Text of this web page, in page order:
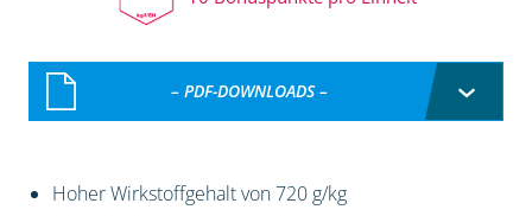
– PDF-DOWNLOADS –
Hoher Wirkstoffgehalt von 720 g/kg